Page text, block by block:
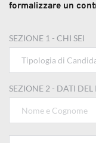
formalizzare un
SEZIONE 1 - CHI SEI
Tipologia di
SEZIONE 2 - DATI DEL